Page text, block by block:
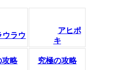
ウラウ
アヒポ
キ
攻略 究極の攻略